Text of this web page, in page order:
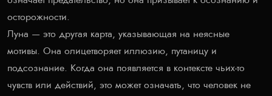
осторожности.
Луна — это другая карта, указывающая на неясные
мотивы. Она олицетворяет иллюзию, путаницу и
подсознание. Когда она появляется в контексте чьих-то
чувств или действий, это может означать, что человек не